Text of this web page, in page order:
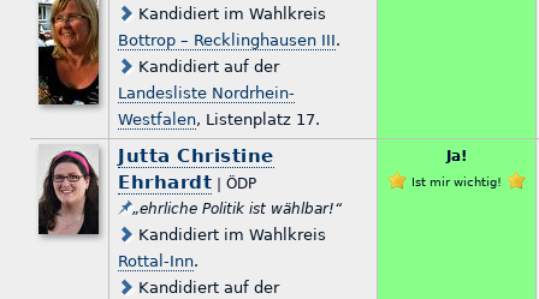
Kandidiert im Wahlkreis
Bottrop – Recklinghausen III.
Kandidiert auf der
Landesliste Nordrhein-
Westfalen, Listenplatz 17.
Jutta Christine
Ehrhardt | ÖDP
„ehrliche Politik ist wählbar!“
Kandidiert im Wahlkreis
Rottal-Inn.
Kandidiert auf der
Ja!
Ist mir wichtig!